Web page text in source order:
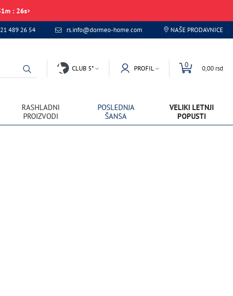
m : 26s
489 26 54 rs.info@dormeo-home.com NAŠE PRODAVNICE
CLUB 5* PROFIL 0 0,00 rsd
RASHLADNI
PROIZVODI
POSLEDNJA
ŠANSA
VELIKI LETNJI
POPUSTI